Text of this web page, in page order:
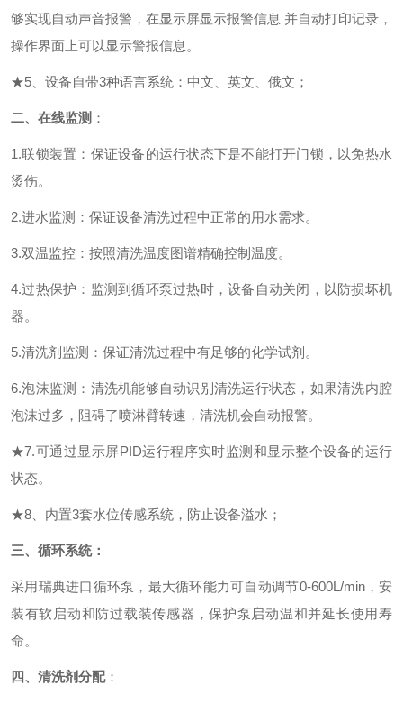
够实现自动声音报警，在显示屏显示报警信息 并自动打印记录，
操作界面上可以显示警报信息。
★5、设备自带3种语言系统：中文、英文、俄文；
二、 在线监测 ：
1.联锁装置：保证设备的运行状态下是不能打开门锁，以免热水
烫伤。
2.进水监测：保证设备清洗过程中正常的用水需求。
3.双温监控：按照清洗温度图谱精确控制温度。
4.过热保护：监测到循环泵过热时，设备自动关闭，以防损坏机
器。
5.清洗剂监测：保证清洗过程中有足够的化学试剂 。
6.泡沫监测：清洗机能够自动识别清洗运行状态，如果清洗内腔
泡沫过多，阻碍了喷淋臂转速，清洗机会自动报警。
★7.可通过显示屏PID运行程序实时监测和显示整个设备的运行
状态。
★8 、内置3套水位传感系统，防止设备溢水；
三、 循环系统：
采用瑞典进口循环泵 ， 最大循环能力可自动调节0-600L/min，安
装有软启动和防过载装传感器，保护泵启动温和并延长使用寿
命。
四、 清洗剂分配：